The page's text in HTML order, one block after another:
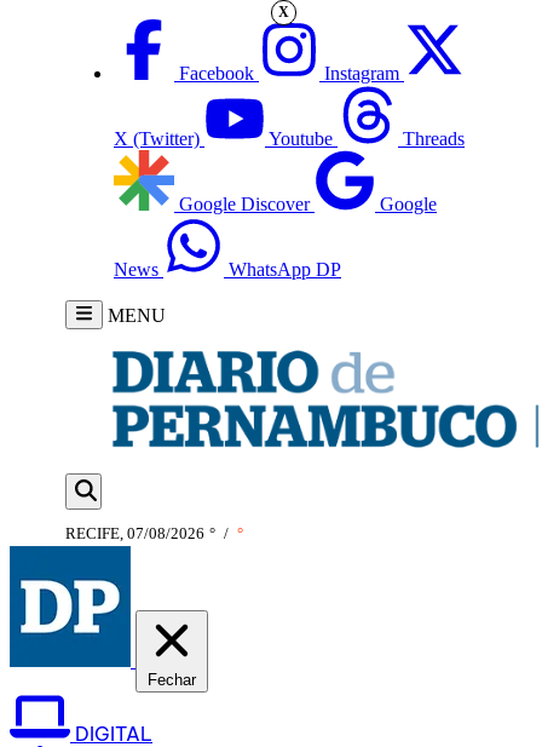
Facebook Instagram
X (Twitter) Youtube Threads
Google Discover Google
News WhatsApp DP
MENU
RECIFE, 07/08/2026 ° / °
Fechar
DIGITAL
X